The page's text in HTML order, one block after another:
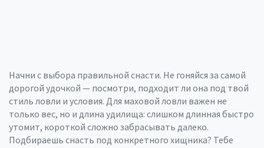
Начни с выбора правильной снасти. Не гоняйся за самой
дорогой удочкой — посмотри, подходит ли она под твой
стиль ловли и условия. Для маховой ловли важен не
только вес, но и длина удилища: слишком длинная быстро
утомит, короткой сложно забрасывать далеко.
Подбираешь снасть под конкретного хищника? Тебе